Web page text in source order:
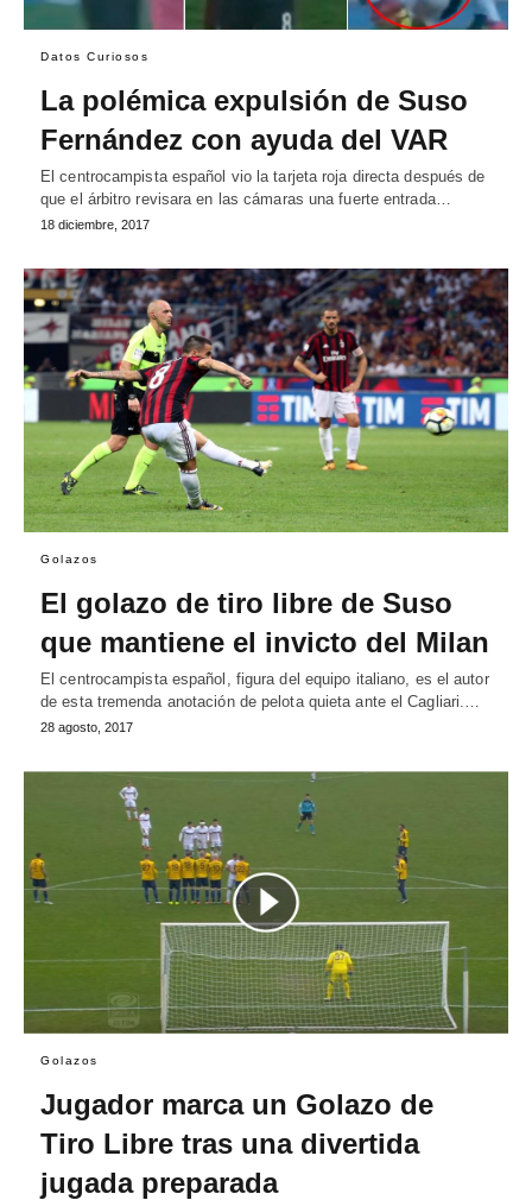
Datos Curiosos
La polémica expulsión de Suso
Fernández con ayuda del VAR
El centrocampista español vio la tarjeta roja directa después de
que el árbitro revisara en las cámaras una fuerte entrada…
18 diciembre, 2017
Golazos
El golazo de tiro libre de Suso
que mantiene el invicto del Milan
El centrocampista español, figura del equipo italiano, es el autor
de esta tremenda anotación de pelota quieta ante el Cagliari.…
28 agosto, 2017
Golazos
Jugador marca un Golazo de
Tiro Libre tras una divertida
jugada preparada